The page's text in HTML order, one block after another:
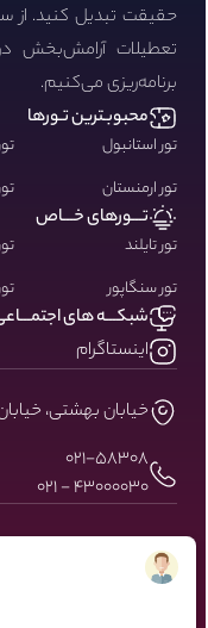
حقیقت تبدیل کنید. از
تعطیلات آرامش‌بخش در
برنامه‌ریزی می‌کنیم.
محبوبـترین تـورها
تور استانبول
تور ارمنستان
تـــورهای خـــاص
تور تایلند
تور سنگاپور
شبکـــه های
اینستاگرام
خيابان بهشتى، خيابان
۰۲۱-58308
43000030 - 021
کلیه حقوق مادی و
طراحی و